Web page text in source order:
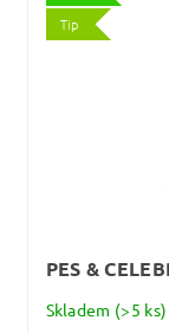
Tip
PES &
Skladem (>5 ks)